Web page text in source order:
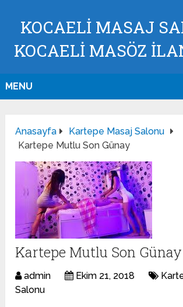
KOCAELI MASAJ
KOCAELI MASÖZ
MENU
Anasayfa
Kartepe Masaj Salonu
Kartepe Mutlu Son Günay
Kartepe Mutlu Son Günay
admin Ekim 21, 2018
Salonu